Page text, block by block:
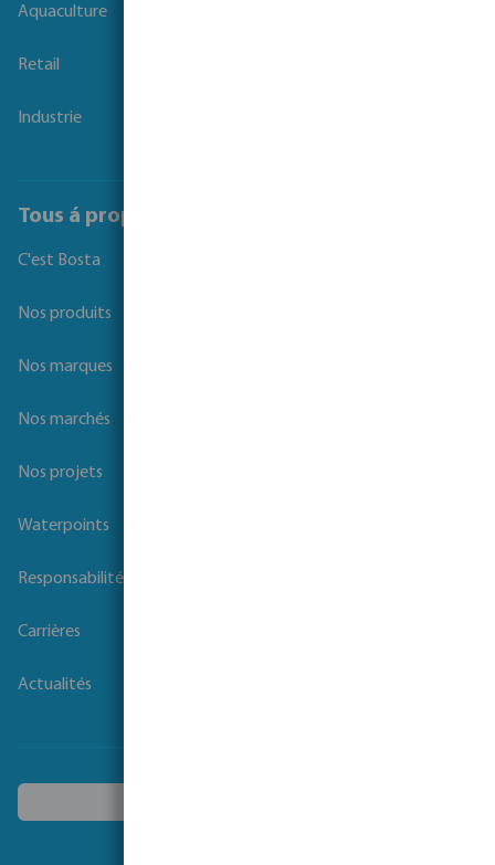
Aquaculture
Retail
Industrie
Tous á propos de Bosta
C'est Bosta
Nos produits
Nos marques
Nos marchés
Nos projets
Waterpoints
Responsabilité sociale des entreprises
Carrières
Actualités